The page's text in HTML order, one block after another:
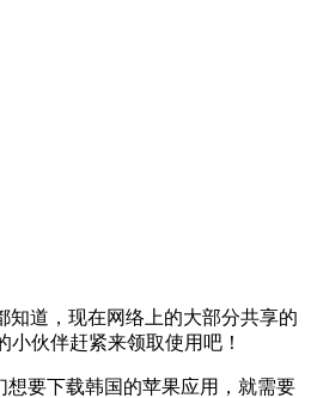
知道，现在网络上的大部分共享的
伙伴赶紧来领取使用吧！
想要下载韩国的苹果应用，就需要